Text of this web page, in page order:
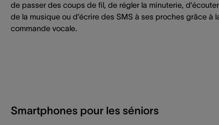
de passer des coups de fil, de régler la minuterie, d’écouter
de la musique ou d’écrire des SMS à ses proches grâce à
commande vocale.
Smartphones pour les séniors